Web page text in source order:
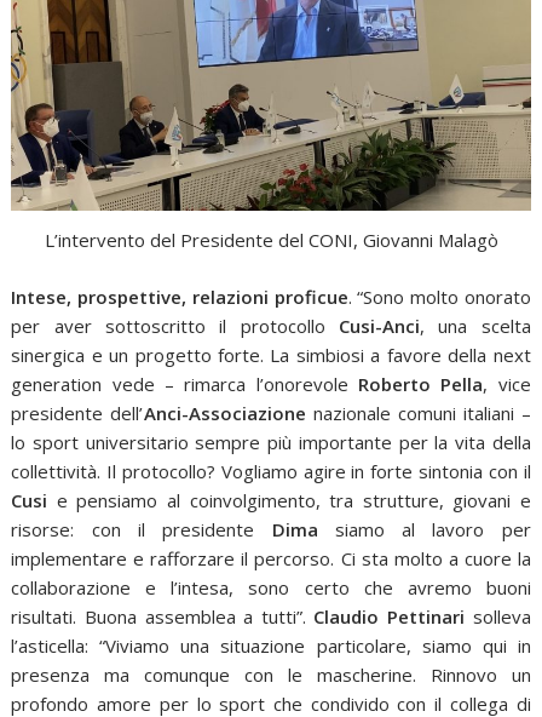
L’intervento del Presidente del CONI, Giovanni Malagò
Intese, prospettive, relazioni proficue. “Sono molto onorato
per aver sottoscritto il protocollo Cusi-Anci, una scelta
sinergica e un progetto forte. La simbiosi a favore della next
generation vede – rimarca l’onorevole Roberto Pella, vice
presidente dell’Anci-Associazione nazionale comuni italiani –
lo sport universitario sempre più importante per la vita della
collettività. Il protocollo? Vogliamo agire in forte sintonia con il
Cusi e pensiamo al coinvolgimento, tra strutture, giovani e
risorse: con il presidente Dima siamo al lavoro per
implementare e rafforzare il percorso. Ci sta molto a cuore la
collaborazione e l’intesa, sono certo che avremo buoni
risultati. Buona assemblea a tutti”. Claudio Pettinari solleva
l’asticella: “Viviamo una situazione particolare, siamo qui in
presenza ma comunque con le mascherine. Rinnovo un
profondo amore per lo sport che condivido con il collega di